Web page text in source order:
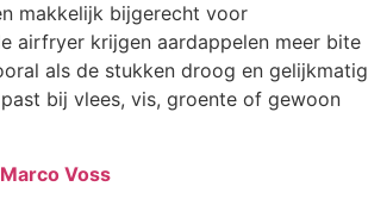
makkelijk bijgerecht voor
airfryer krijgen aardappelen meer bite
als de stukken droog en gelijkmatig
bij vlees, vis, groente of gewoon
Marco Voss